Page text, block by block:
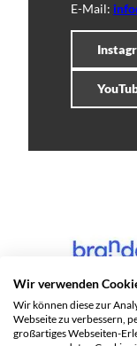
E-Mail:
Wir verwenden
Wir können diese zur
Webseite zu verbessern,
großartiges Webseiten-